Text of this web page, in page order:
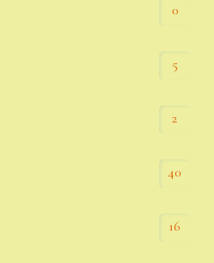
0
5
2
40
16